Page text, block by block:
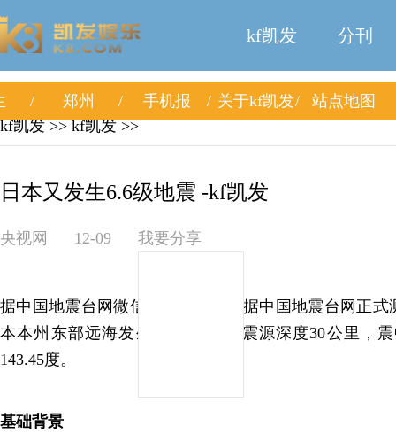
kf凯发 分刊
郑州 手机报 关于kf凯发
站点地图
kf凯发 >> kf凯发 >>
日本又发生6.6级地震 -kf凯发
央视网 12-09 我要分享
据中国地震台网微信公众号消息，据中国地震台网正式
本本州东部远海发生6.6级地震，震源深度30公里，
143.45度。
基础背景